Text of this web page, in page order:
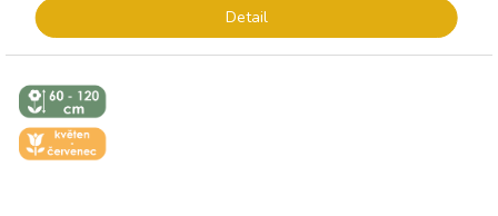
Detail
↕️ VÝŠKA 60
- 120 CM
🌼 KVĚT -
ČERVEN